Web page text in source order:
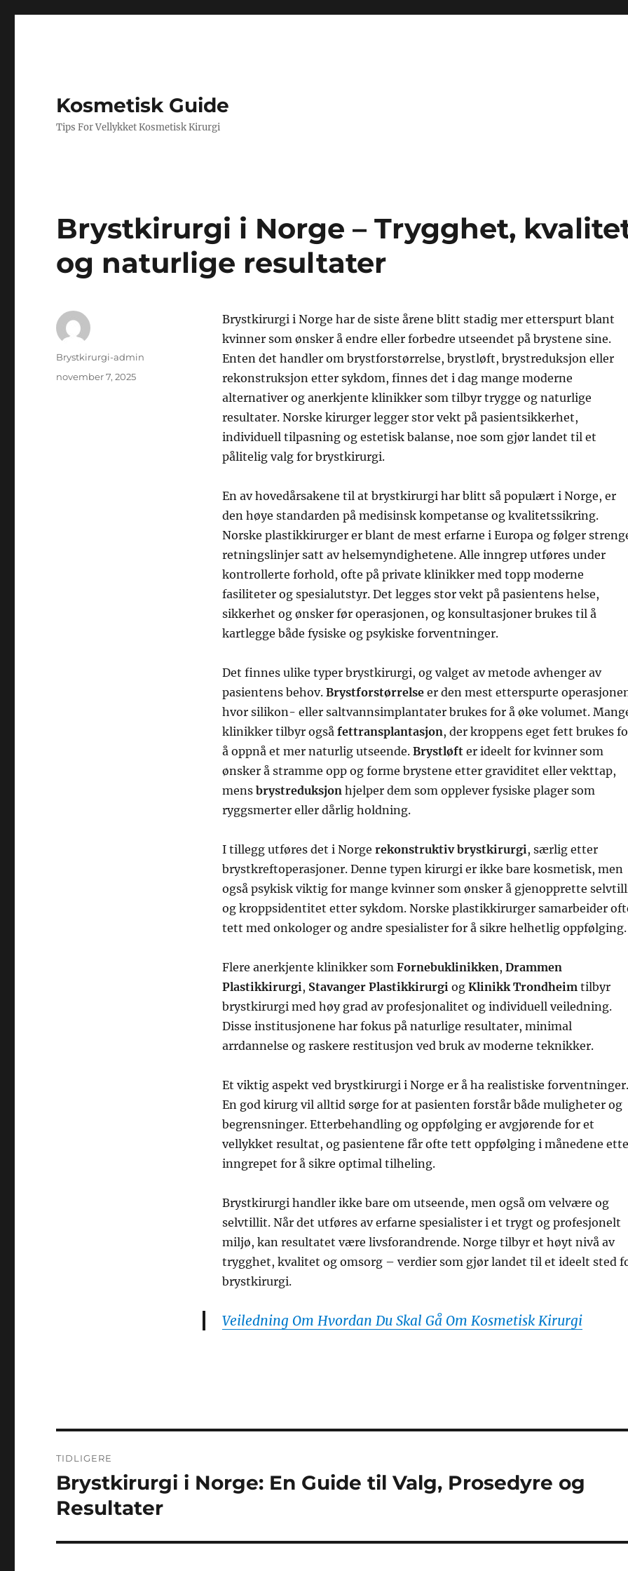
Kosmetisk Guide
Tips For Vellykket Kosmetisk Kirurgi
Brystkirurgi i Norge – Trygghet,
og naturlige resultater
Brystkirurgi i Norge har de siste årene blitt stadig mer etterspurt blant
kvinner som ønsker å endre eller forbedre utseendet på brystene sine.
Enten det handler om brystforstørrelse, brystløft, brystreduksjon eller
rekonstruksjon etter sykdom, finnes det i dag mange moderne
alternativer og anerkjente klinikker som tilbyr trygge og naturlige
resultater. Norske kirurger legger stor vekt på pasientsikkerhet,
individuell tilpasning og estetisk balanse, noe som gjør landet til et
pålitelig valg for brystkirurgi.
En av hovedårsakene til at brystkirurgi har blitt så populært i Norge, er
den høye standarden på medisinsk kompetanse og kvalitetssikring.
Norske plastikkirurger er blant de mest erfarne i Europa og følger
retningslinjer satt av helsemyndighetene. Alle inngrep utføres under
kontrollerte forhold, ofte på private klinikker med topp moderne
fasiliteter og spesialutstyr. Det legges stor vekt på pasientens helse,
sikkerhet og ønsker før operasjonen, og konsultasjoner brukes til å
kartlegge både fysiske og psykiske forventninger.
Det finnes ulike typer brystkirurgi, og valget av metode avhenger av
pasientens behov. Brystforstørrelseer den mest etterspurte
hvor silikon- eller saltvannsimplantater brukes for å øke volumet.
klinikker tilbyr også fettransplantasjon, der kroppens eget fett brukes
å oppnå et mer naturlig utseende. Brystløfter ideelt for kvinner som
ønsker å stramme opp og forme brystene etter graviditet eller vekttap,
mens brystreduksjonhjelper dem som opplever fysiske plager som
ryggsmerter eller dårlig holdning.
I tillegg utføres det i Norge rekonstruktiv brystkirurgi, særlig etter
brystkreftoperasjoner. Denne typen kirurgi er ikke bare kosmetisk, men
også psykisk viktig for mange kvinner som ønsker å gjenopprette
og kroppsidentitet etter sykdom. Norske plastikkirurger samarbeider
tett med onkologer og andre spesialister for å sikre helhetlig oppfølging.
Flere anerkjente klinikker som Fornebuklinikken, Drammen
Plastikkirurgi, Stavanger Plastikkirurgiog Klinikk Trondheimtilbyr
brystkirurgi med høy grad av profesjonalitet og individuell veiledning.
Disse institusjonene har fokus på naturlige resultater, minimal
arrdannelse og raskere restitusjon ved bruk av moderne teknikker.
Et viktig aspekt ved brystkirurgi i Norge er å ha realistiske forventninger.
En god kirurg vil alltid sørge for at pasienten forstår både muligheter og
begrensninger. Etterbehandling og oppfølging er avgjørende for et
vellykket resultat, og pasientene får ofte tett oppfølging i månedene
inngrepet for å sikre optimal tilheling.
Brystkirurgi handler ikke bare om utseende, men også om velvære og
selvtillit. Når det utføres av erfarne spesialister i et trygt og profesjonelt
miljø, kan resultatet være livsforandrende. Norge tilbyr et høyt nivå av
trygghet, kvalitet og omsorg – verdier som gjør landet til et ideelt sted
brystkirurgi.
Veiledning Om Hvordan Du Skal Gå Om Kosmetisk Kirurgi
Forfatter
Brystkirurgi-admin
Publisert
november 7, 2025
TIDLIGERE
Forrige
innlegg:
Brystkirurgi i Norge: En Guide til Valg, Prosedyre og
Resultater